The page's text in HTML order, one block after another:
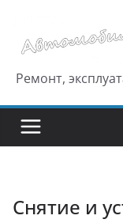
содержимому
Ремонт,
Снятие и